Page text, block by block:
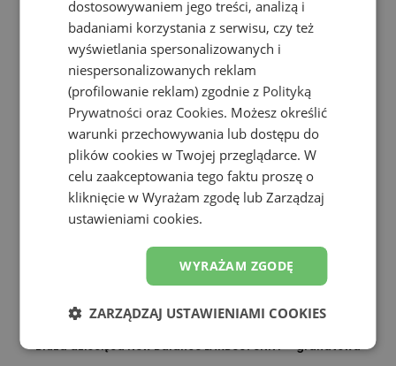
Bluza dziecięca New Balance LAKB0070NNY – granatowa
dostosowywaniem jego treści, analizą i
badaniami korzystania z serwisu, czy też
wyświetlania spersonalizowanych i
niespersonalizowanych reklam
(profilowanie reklam) zgodnie z Polityką
Prywatności oraz Cookies. Możesz określić
warunki przechowywania lub dostępu do
plików cookies w Twojej przeglądarce. W
celu zaakceptowania tego faktu proszę o
kliknięcie w Wyrażam zgodę lub Zarządzaj
ustawieniami cookies.
WYRAŻAM ZGODĘ
ZARZĄDZAJ USTAWIENIAMI COOKIES